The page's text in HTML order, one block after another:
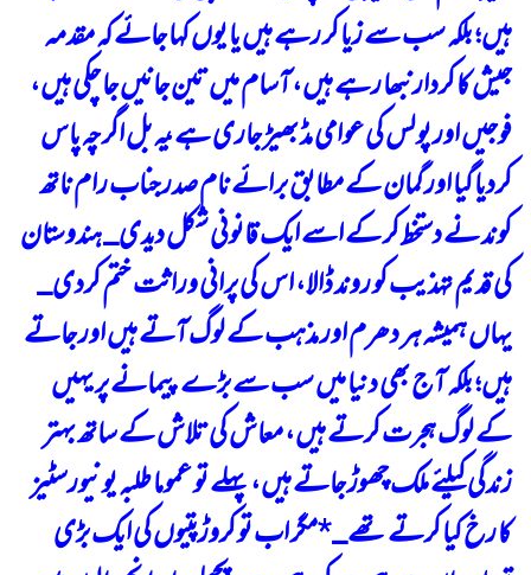
ہیں؛ بلکہ سب سے زیا کر رہے ہیں یا یوں کہا جائے کہ مقدمہ
جیش کا کردار نبھا رہے ہیں، آسام میں تین جانیں جا چکی ہیں،
فوجیں اور پولس کی عوامی مڈ بھیڑ جاری ہے، یہ بل اگرچہ پاس
کردیا گیا اور گمان کے مطابق برائے نام صدر جناب رام ناتھ
کوند نے دستخط کر کے اسے ایک قانونی شکل دیدی_ ہندوستان
کی قدیم تہذیب کو روند ڈالا، اس کی پرانی وراثت ختم کردی_
یہاں ہمیشہ ہر دھرم اور مذہب کے لوگ آتے ہیں اور جاتے
ہیں؛ بلکہ آج بھی دنیا میں سب سے بڑے پیمانے پر یہیں
کے لوگ ہجرت کرتے ہیں، معاش کی تلاش کے ساتھ بہتر
زندگی کیلئے ملک چھوڑ جاتے ہیں، پہلے تو عموما طلبہ یونیورسٹیز
کا رخ کیا کرتے تھے_*مگر اب تو کروڑپتیوں کی ایک بڑی